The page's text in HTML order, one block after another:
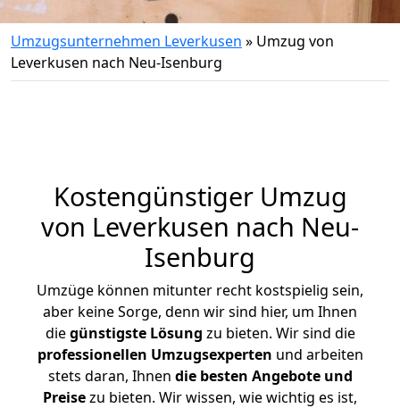
Umzugsunternehmen Leverkusen » Umzug von
Leverkusen nach Neu-Isenburg
Kostengünstiger Umzug
von Leverkusen nach Neu-
Isenburg
Umzüge können mitunter recht kostspielig sein,
aber keine Sorge, denn wir sind hier, um Ihnen
diegünstigste Lösung zu bieten. Wir sind die
professionellen Umzugsexperten und arbeiten
stets daran, Ihnen die besten Angebote und
Preisezu bieten. Wir wissen, wie wichtig es ist,